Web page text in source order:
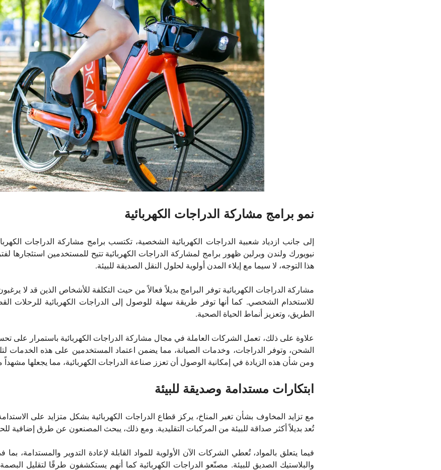
نمو برامج مشاركة الدراجات الكهربائية
إلى جانب ازدياد شعبية الدراجات الكهربائية الشخصية، تكتسب برامج مشاركة الدراجات
نيويورك ولندن وبرلين ظهور برامج لمشاركة الدراجات الكهربائية تتيح للمستخدمين استئجارها
هذا التوجه، لا سيما مع إيلاء المدن أولوية لحلول النقل الصديقة للبيئة.
مشاركة الدراجات الكهربائية توفر البرامج بديلاً فعالاً من حيث التكلفة للأشخاص الذين قد لا
للاستخدام الشخصي. كما أنها توفر طريقة سهلة للوصول إلى الدراجات الكهربائية للرحلات
الطريق، وتعزيز أنماط الحياة الصحية.
علاوة على ذلك، تعمل الشركات العاملة في مجال مشاركة الدراجات الكهربائية باستمرار على
الشحن، وتوفر الدراجات، وخدمات الصيانة، مما يضمن اعتماد المستخدمين على هذه الخدمات
ومن شأن هذه الزيادة في إمكانية الوصول أن تعزز صناعة الدراجات الكهربائية، مما يجعلها مشهداً
ابتكارات مستدامة وصديقة للبيئة
مع تزايد المخاوف بشأن تغير المناخ، يركز قطاع الدراجات الكهربائية بشكل متزايد على الاستدامة.
تُعد بديلاً أكثر صداقة للبيئة من المركبات التقليدية. ومع ذلك، يبحث المصنعون عن طرق إضافية
فيما يتعلق بالمواد، تُعطي الشركات الآن الأولوية للمواد القابلة لإعادة التدوير والمستدامة،
والبلاستيك الصديق للبيئة. مصنّعو الدراجات الكهربائية كما أنهم يستكشفون طرقًا لتقليل البصمة